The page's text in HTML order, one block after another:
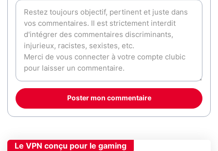
Poster mon commentaire
Le VPN conçu pour le gaming